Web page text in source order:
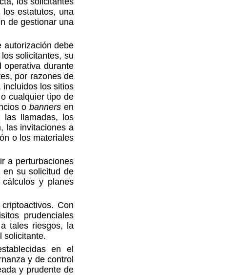
estatutos, una
de gestionar una
autorización debe
solicitantes, su
operativa durante
por razones de
incluidos los sitios
cualquier tipo de
obanners en
las llamadas, los
las invitaciones a
o los materiales
a perturbaciones
en su solicitud de
y planes
Con
prudenciales
tales riesgos, la
solicitante.
en el
y de control
y prudente de